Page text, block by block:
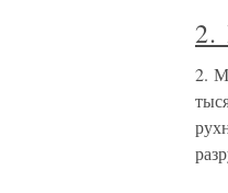
2.
2.